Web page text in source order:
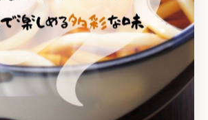
こがね製麺所 多度津店
多度津町のうどん
家族
テイクアウト